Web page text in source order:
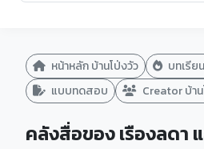
หน้าหลัก บ้านโป่งวัว
บทเรี
แบบทดสอบ
Creator บ้า
คลังสื่อของ เรืองลดา